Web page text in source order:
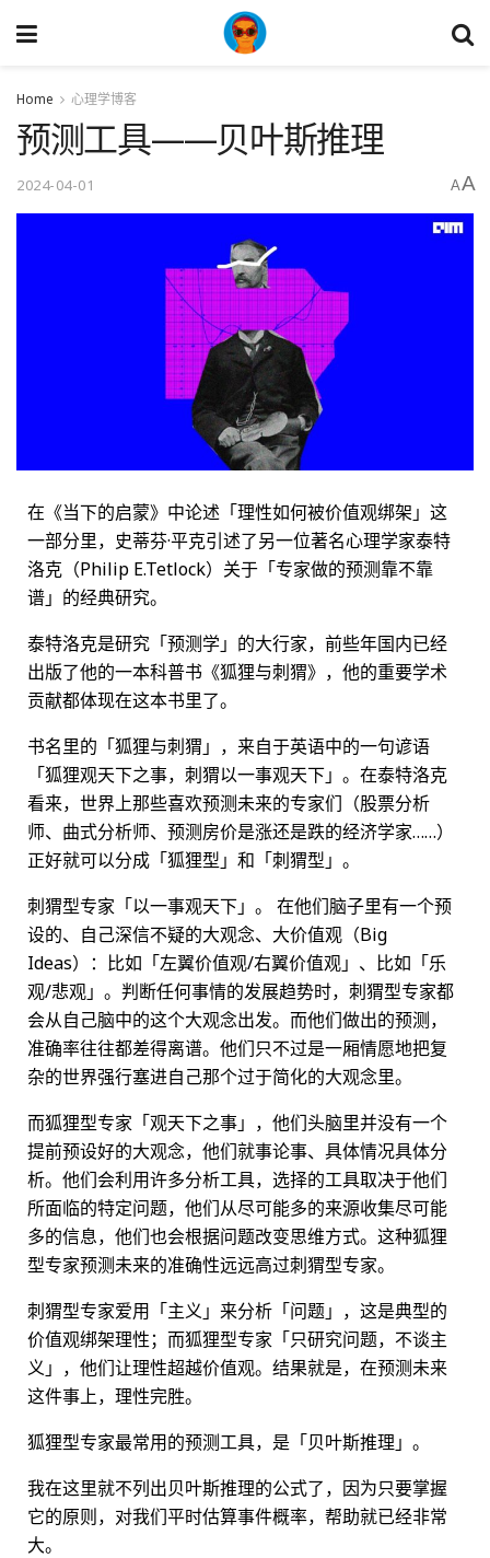
Home 心理学博客
预测工具——贝叶斯推理
2024-04-01 AA
在《当下的启蒙》中论述「理性如何被价值观绑架」这
一部分里，史蒂芬·平克引述了另一位著名心理学家泰特
洛克（Philip E.Tetlock）关于「专家做的预测靠不靠
谱」的经典研究。
泰特洛克是研究「预测学」的大行家，前些年国内已经
出版了他的一本科普书《狐狸与刺猬》，他的重要学术
贡献都体现在这本书里了。
书名里的「狐狸与刺猬」，来自于英语中的一句谚语
「狐狸观天下之事，刺猬以一事观天下」。在泰特洛克
看来，世界上那些喜欢预测未来的专家们（股票分析
师、曲式分析师、预测房价是涨还是跌的经济学家……）
正好就可以分成「狐狸型」和「刺猬型」。
刺猬型专家「以一事观天下」。 在他们脑子里有一个预
设的、自己深信不疑的大观念、大价值观（Big
Ideas）：比如「左翼价值观/右翼价值观」、比如「乐
观/悲观」。判断任何事情的发展趋势时，刺猬型专家都
会从自己脑中的这个大观念出发。而他们做出的预测，
准确率往往都差得离谱。他们只不过是一厢情愿地把复
杂的世界强行塞进自己那个过于简化的大观念里。
而狐狸型专家「观天下之事」，他们头脑里并没有一个
提前预设好的大观念，他们就事论事、具体情况具体分
析。他们会利用许多分析工具，选择的工具取决于他们
所面临的特定问题，他们从尽可能多的来源收集尽可能
多的信息，他们也会根据问题改变思维方式。这种狐狸
型专家预测未来的准确性远远高过刺猬型专家。
刺猬型专家爱用「主义」来分析「问题」，这是典型的
价值观绑架理性；而狐狸型专家「只研究问题，不谈主
义」，他们让理性超越价值观。结果就是，在预测未来
这件事上，理性完胜。
狐狸型专家最常用的预测工具，是「贝叶斯推理」。
我在这里就不列出贝叶斯推理的公式了，因为只要掌握
它的原则，对我们平时估算事件概率，帮助就已经非常
大。